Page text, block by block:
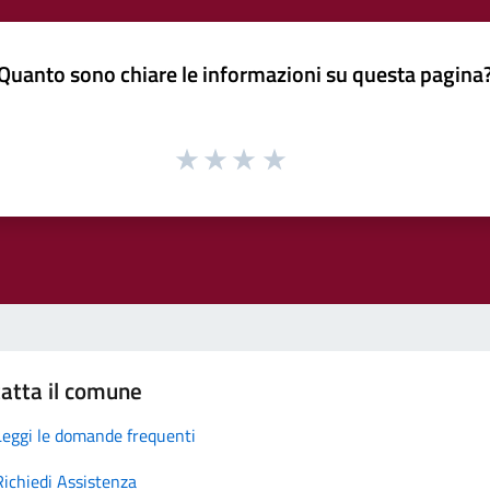
sono chiare le informazioni su questa
il comune
le domande frequenti
Assistenza